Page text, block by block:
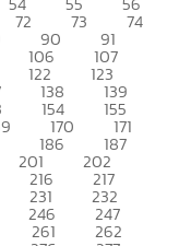
72 73 74
90 91
106 107
122 123
138 139
154 155
170 171
186 187
201 202
216 217
231 232
246 247
261 262